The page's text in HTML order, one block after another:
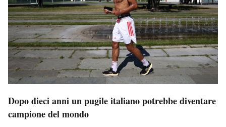
Dopo dieci anni un pugile italiano potrebbe diventare
campione del mondo